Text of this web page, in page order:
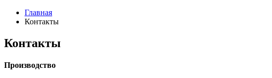
Главная
Контакты
Контакты
Производство